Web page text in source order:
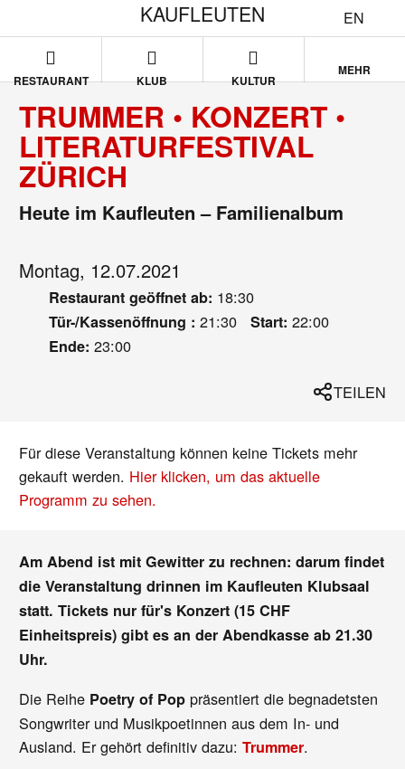
EN
KAUFLEUTEN
RESTAURANT KLUB KULTUR
MEHR
TRUMMER • KONZERT •
LITERATURFESTIVAL
ZÜRICH
Heute im Kaufleuten – Familienalbum
Montag, 12.07.2021
Restaurant geöffnet ab: 18:30
Tür-/Kassenöffnung : 21:30 Start: 22:00
Ende: 23:00
TEILEN
Für diese Veranstaltung können keine Tickets mehr
gekauft werden. Hier klicken, um das aktuelle
Programm zu sehen.
Am Abend ist mit Gewitter zu rechnen: darum findet
die Veranstaltung drinnen im Kaufleuten Klubsaal
statt. Tickets nur für's Konzert (15 CHF
Einheitspreis) gibt es an der Abendkasse ab 21.30
Uhr.
Die Reihe Poetry of Pop präsentiert die begnadetsten
Songwriter und Musikpoetinnen aus dem In- und
Ausland. Er gehört definitiv dazu:Trummer.